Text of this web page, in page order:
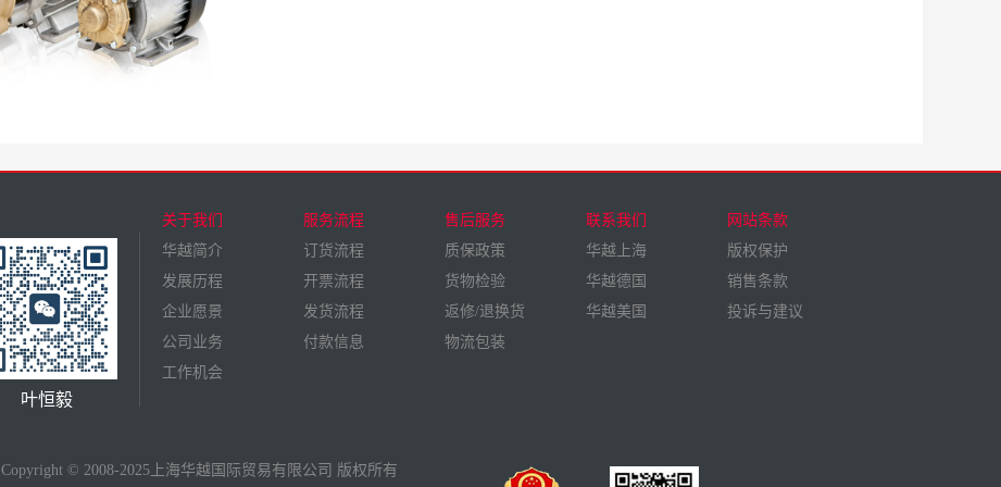
叶恒毅
关于我们
华越简介
发展历程
企业愿景
公司业务
工作机会
服务流程
订货流程
开票流程
发货流程
付款信息
售后服务
质保政策
货物检验
返修/退换货
物流包装
联系我们
华越上海
华越德国
华越美国
网站条款
版权保护
销售条款
投诉与建议
Copyright © 2008-2025上海华越国际贸易有限公司 版权所有